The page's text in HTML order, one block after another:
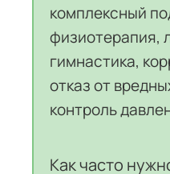
комплексный
физиотерапия,
гимнастика,
отказ от
контроль
Как часто